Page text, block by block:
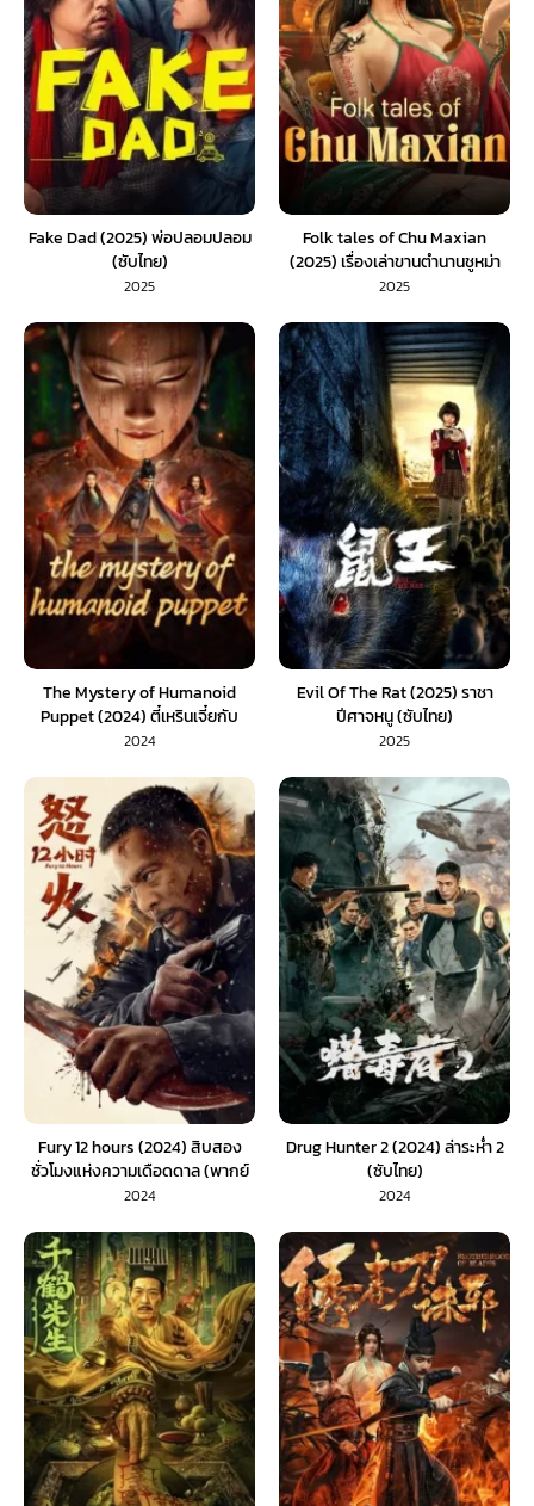
Fake Dad (2025) พ่อปลอมปลอม
(ซับไทย)
2025
Folk tales of Chu Maxian
(2025) เรื่องเล่าขานตำนานชูหม่า
เซีย (ซับไทย)
2025
The Mystery of Humanoid
Puppet (2024) ตี๋เหรินเจี๋ยกับ
ตุ๊กตาหุ่นเชิด (พากย์ไทย)
2024
Evil Of The Rat (2025) ราชา
ปีศาจหนู (ซับไทย)
2025
Fury 12 hours (2024) สิบสอง
ชั่วโมงแห่งความเดือดดาล (พากย์
ไทย)
2024
Drug Hunter 2 (2024) ล่าระห่ำ 2
(ซับไทย)
2024